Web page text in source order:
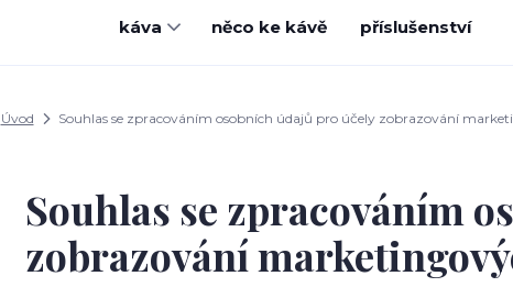
káva něco ke kávě příslušenství
Úvod Souhlas se zpracováním osobních údajů pro účely zobrazování
Souhlas se zpracováním
zobrazování